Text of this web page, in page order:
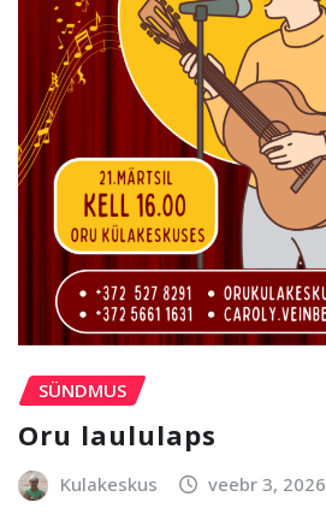
SÜNDMUS
Oru laululaps
Kulakeskus veebr 3, 2026